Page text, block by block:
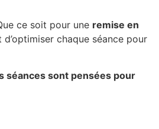
ce soit pour une remise en
chaque séance pour
séances sont pensées pour